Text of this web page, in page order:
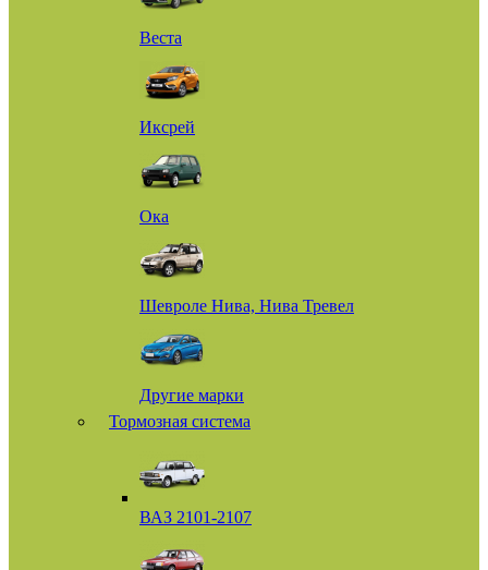
Веста
Иксрей
Ока
Шевроле Нива, Нива Тревел
Другие марки
Тормозная система
ВАЗ 2101-2107